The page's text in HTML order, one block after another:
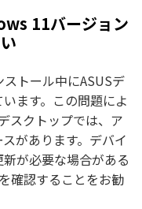
11バージョン
トール中にASUSデ
ます。この問題によ
スクトップでは、ア
があります。デバイ
が必要な場合がある
確認することをお勧